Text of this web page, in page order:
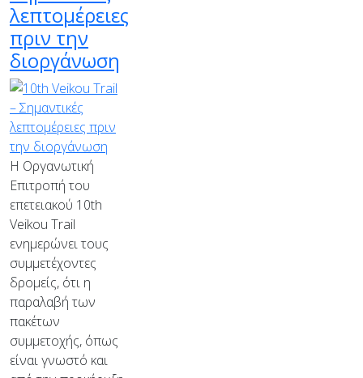
λεπτομέρειες
πριν την
διοργάνωση
Η Οργανωτική
Επιτροπή του
επετειακού 10th
Veikou Trail
ενημερώνει τους
συμμετέχοντες
δρομείς, ότι η
παραλαβή των
πακέτων
συμμετοχής, όπως
είναι γνωστό και